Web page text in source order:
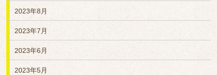
2023年8月
2023年7月
2023年6月
2023年5月